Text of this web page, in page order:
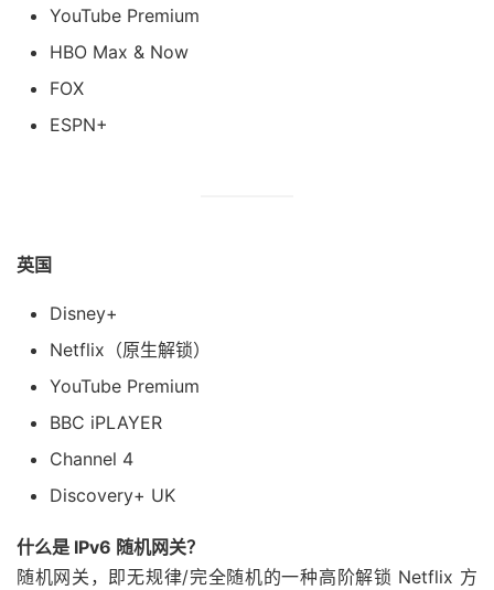
YouTube Premium
HBO Max & Now
FOX
ESPN+
英国
Disney+
Netflix（原生解锁）
YouTube Premium
BBC iPLAYER
Channel 4
Discovery+ UK
什么是 IPv6 随机网关？
随机网关，即无规律/完全随机的一种高阶解锁 Netflix 方